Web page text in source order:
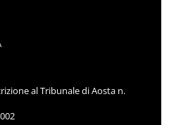
al Tribunale di Aosta n.